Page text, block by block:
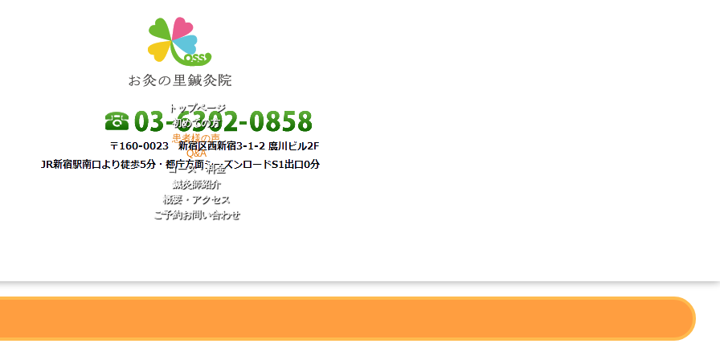
トップページ
初めての方
患者様の声
Q&A
コース・料金
鍼灸師紹介
概要・アクセス
ご予約お問い合わせ